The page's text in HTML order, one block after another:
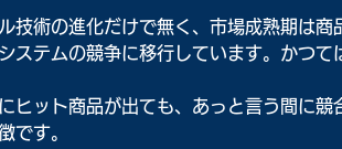
技術の進化だけで無く、市場成熟期は
ステムの競争に移行しています。かつて
ヒット商品が出ても、あっと言う間に競
です。